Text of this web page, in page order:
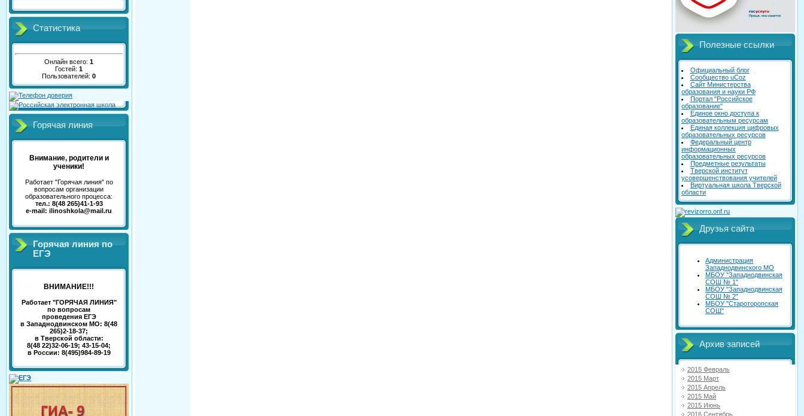
Статистика
Онлайн всего: 1
Гостей: 1
Пользователей: 0
Горячая линия
Внимание, родители и
ученики!
Работает "Горячая линия" по
вопросам организации
образовательного процесса:
тел.: 8(48 265)41-1-93
e-mail: ilinoshkola@mail.ru
Горячая линия по
ЕГЭ
ВНИМАНИЕ!!!
Работает "ГОРЯЧАЯ ЛИНИЯ"
по вопросам
проведения ЕГЭ
в Западнодвинском МО: 8(48
265)2-18-37;
в Тверской области:
8(48 22)32-06-19; 43-15-04;
в России: 8(495)984-89-19
Полезные ссылки
Официальный блог
Сообщество uCoz
Сайт Министерства
образования и науки РФ
Портал "Российское
образование"
Единое окно доступа к
образовательным ресурсам
Единая коллекция цифровых
образовательных ресурсов
Федеральный центр
информационных
образовательных ресурсов
Предметные результаты
Тверской институт
усовершенствования учителей
Виртуальная школа Тверской
области
Друзья сайта
Администрация
Западнодвинского МО
МБОУ "Западнодвинская
СОШ № 1"
МБОУ "Западнодвинская
СОШ № 2"
МБОУ "Староторопская
СОШ"
Архив записей
2015 Февраль
2015 Март
2015 Апрель
2015 Май
2015 Июнь
2016 Сентябрь